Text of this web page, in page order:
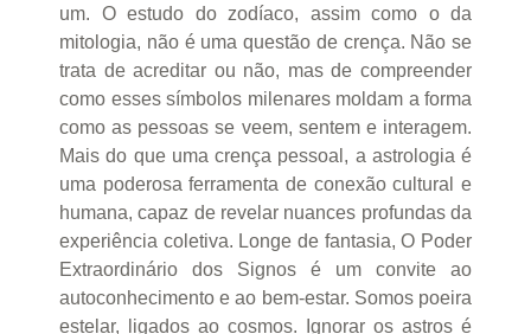
um. O estudo do zodíaco, assim como o da
mitologia, não é uma questão de crença. Não se
trata de acreditar ou não, mas de compreender
como esses símbolos milenares moldam a forma
como as pessoas se veem, sentem e interagem.
Mais do que uma crença pessoal, a astrologia é
uma poderosa ferramenta de conexão cultural e
humana, capaz de revelar nuances profundas da
experiência coletiva. Longe de fantasia, O Poder
Extraordinário dos Signos é um convite ao
autoconhecimento e ao bem-estar. Somos poeira
estelar, ligados ao cosmos. Ignorar os astros é